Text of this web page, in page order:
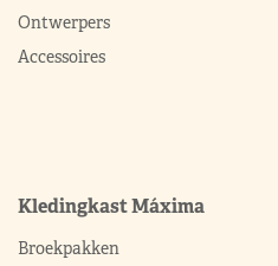
Ontwerpers
Accessoires
Kledingkast Máxima
Broekpakken